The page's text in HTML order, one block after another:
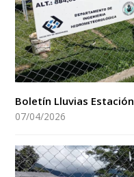
Boletín Lluvias
07/04/2026